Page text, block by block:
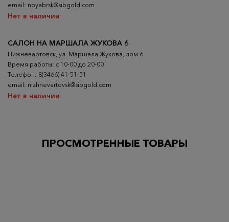
email: noyabrsk@sibgold.com
Нет в наличии
САЛОН НА МАРШАЛА ЖУКОВА 6
Нижневартовск, ул. Маршала Жукова, дом 6
Время работы: с 10-00 до 20-00
Телефон: 8(3466) 41-51-51
email: nizhnevartovsk@sibgold.com
Нет в наличии
ПРОСМОТРЕННЫЕ ТОВАРЫ